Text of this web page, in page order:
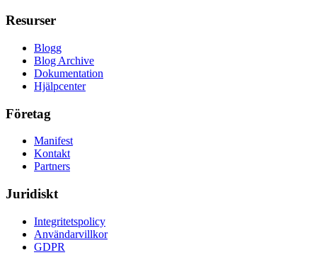
Resurser
Blogg
Blog Archive
Dokumentation
Hjälpcenter
Företag
Manifest
Kontakt
Partners
Juridiskt
Integritetspolicy
Användarvillkor
GDPR